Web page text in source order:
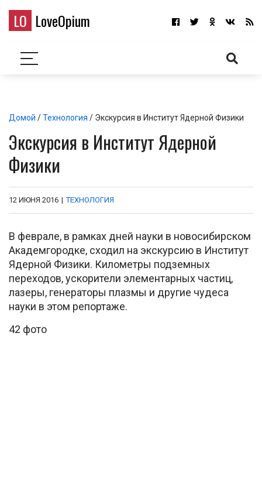
LO LoveOpium
Домой /Технология / Экскурсия в Институт Ядерной Физики
Экскурсия в Институт Ядерной
Физики
12 ИЮНЯ 2016 | ТЕХНОЛОГИЯ
В феврале, в рамках дней науки в новосибирском
Академгородке, сходил на экскурсию в Институт
Ядерной Физики. Километры подземных
переходов, ускорители элементарных частиц,
лазеры, генераторы плазмы и другие чудеса
науки в этом репортаже.
42 фото